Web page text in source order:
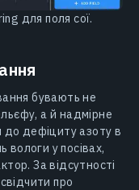
для поля сої.
бувають не
а й надмірне
дефіциту азоту в
вологи у посівах,
За відсутності
про